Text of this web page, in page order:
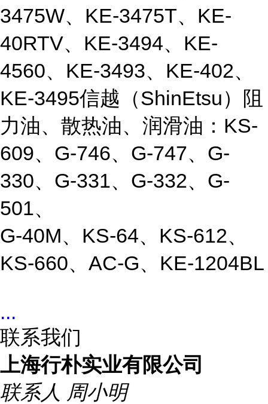
3475W、KE-3475T、KE-
40RTV、KE-3494、KE-
4560、KE-3493、KE-402、
KE-3495信越（ShinEtsu）阻
力油、散热油、润滑油：KS-
609、G-746、G-747、G-
330、G-331、G-332、G-
501、
G-40M、KS-64、KS-612、
KS-660、AC-G、KE-1204BL
...
联系我们
上海行朴实业有限公司
联系人 周小明